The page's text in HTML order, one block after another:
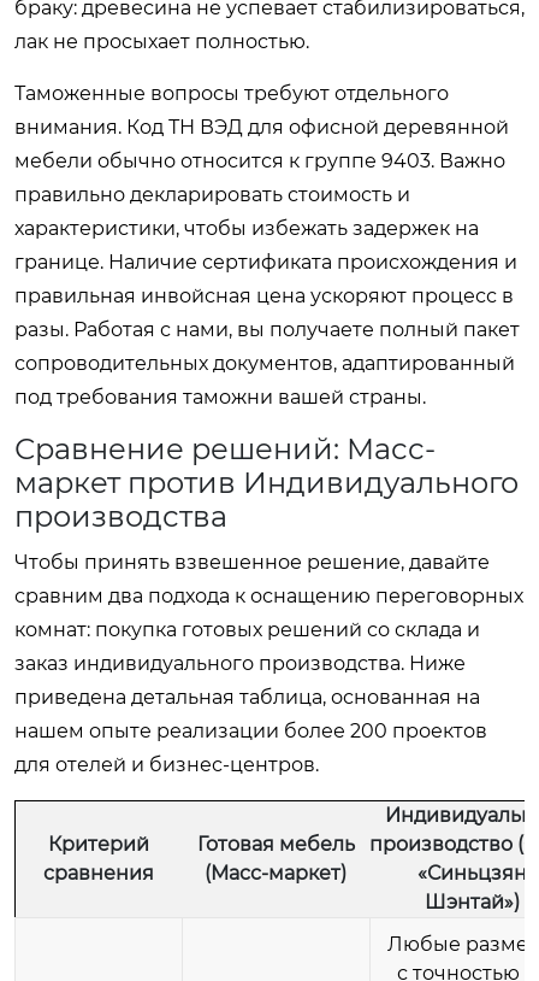
браку: древесина не успевает стабилизироваться,
лак не просыхает полностью.
Таможенные вопросы требуют отдельного
внимания. Код ТН ВЭД для офисной деревянной
мебели обычно относится к группе 9403. Важно
правильно декларировать стоимость и
характеристики, чтобы избежать задержек на
границе. Наличие сертификата происхождения и
правильная инвойсная цена ускоряют процесс в
разы. Работая с нами, вы получаете полный пакет
сопроводительных документов, адаптированный
под требования таможни вашей страны.
Сравнение решений: Масс-
маркет против Индивидуального
производства
Чтобы принять взвешенное решение, давайте
сравним два подхода к оснащению переговорных
комнат: покупка готовых решений со склада и
заказ индивидуального производства. Ниже
приведена детальная таблица, основанная на
нашем опыте реализации более 200 проектов
для отелей и бизнес-центров.
Критерий
сравнения
Готовая мебель
(Масс-маркет)
производство
«Синьцзян
Шэнтай»)
Любые
с точностью